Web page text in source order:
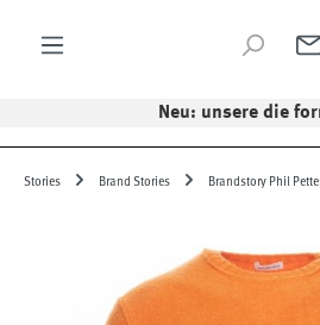
Neu: unsere die
Stories Brand Stories Brandstory Phil